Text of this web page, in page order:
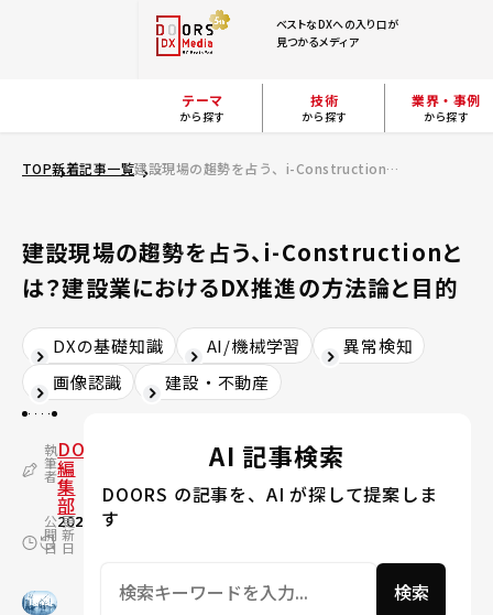
ベストなDXへの入り口が
見つかるメディア
テーマ
から探す
技術
から探す
業界・事例
から探す
TOP新着記事一覧 建設現場の趨勢を占う、i-Constructionとは？建設業におけるDX推進の方法論と目的
建設現場の趨勢を占う、i-Constructionと
は？建設業におけるDX推進の方法論と目的
DXの基礎知識 AI/機械学習
異常検知
画像認識
建設・不動産
執
筆
者
DOORS
編
集
部
公
開
日
2021.10.14
更
新
日
2025.02.18
AI 記事検索
DOORS の記事を、AI が探して提案しま
す
検索